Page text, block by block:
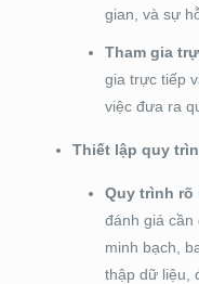
gian, và sự
Tham gia
gia trực tiếp
việc đưa ra
Thiết lập quy
Quy trình rõ
đánh giá cần
minh bạch,
thập dữ liệu,